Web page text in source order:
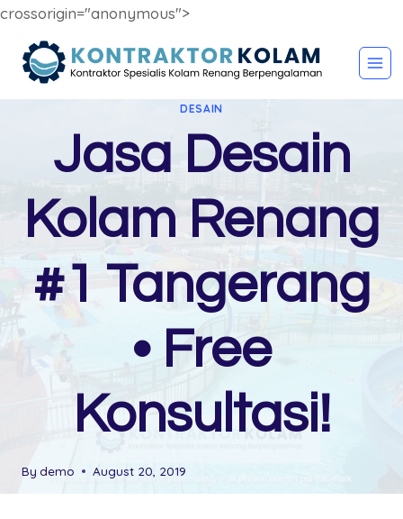
crossorigin="anonymous">
DESAIN
Jasa Desain
Kolam Renang
#1 Tangerang
• Free
Konsultasi!
By demo August 20, 2019